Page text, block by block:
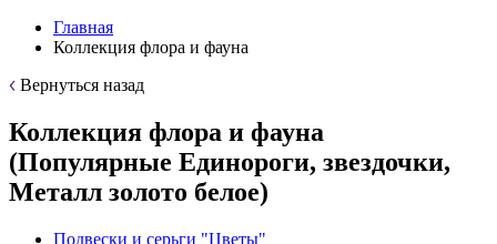
Главная
Коллекция флора и фауна
Вернуться назад
Коллекция флора и фауна
(Популярные Единороги, звездочки,
Металл золото белое)
Подвески и серьги "Цветы"